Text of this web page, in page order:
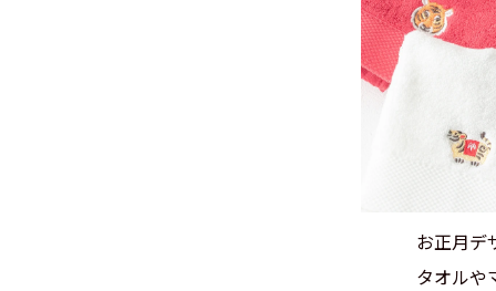
お正月デ
タオルや